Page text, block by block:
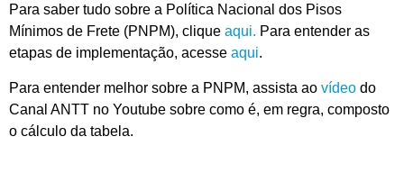
Para saber tudo sobre a Política Nacional dos Pisos
Mínimos de Frete (PNPM), clique aqui. Para entender as
etapas de implementação, acesse aqui.
Para entender melhor sobre a PNPM, assista ao vídeo do
Canal ANTT no Youtube sobre como é, em regra, composto
o cálculo da tabela.